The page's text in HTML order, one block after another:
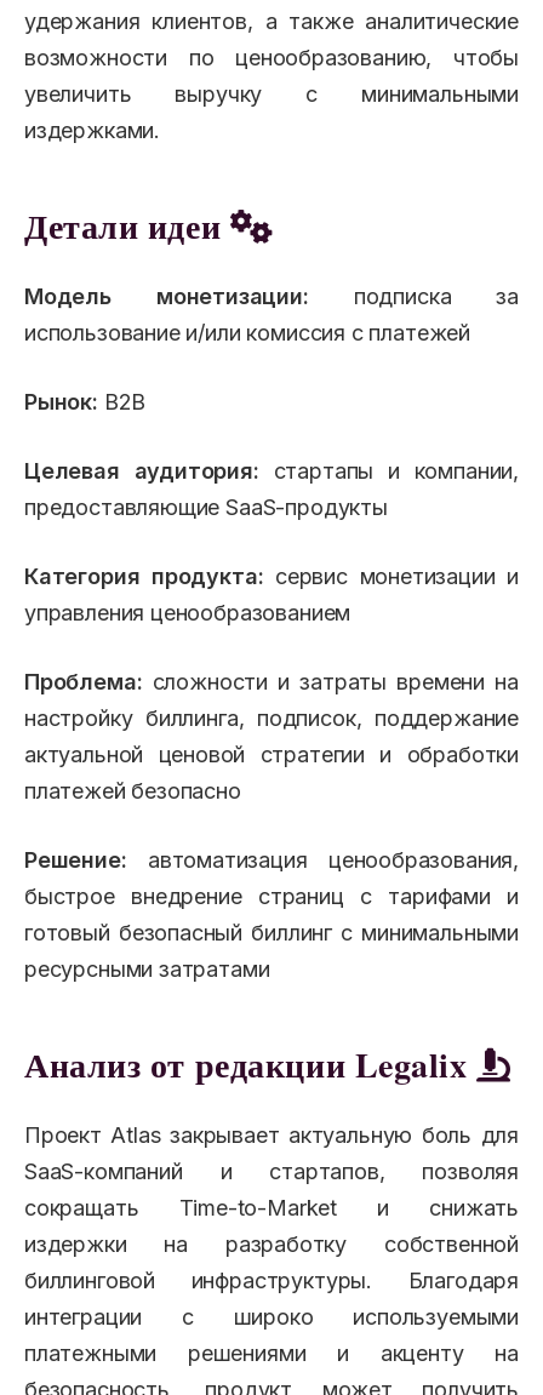
удержания клиентов, а также аналитические
возможности по ценообразованию, чтобы
увеличить выручку с минимальными
издержками.
Детали идеи
Модель монетизации: подписка за
использование и/или комиссия с платежей
Рынок: B2B
Целевая аудитория: стартапы и компании,
предоставляющие SaaS-продукты
Категория продукта: сервис монетизации и
управления ценообразованием
Проблема: сложности и затраты времени на
настройку биллинга, подписок, поддержание
актуальной ценовой стратегии и обработки
платежей безопасно
Решение: автоматизация ценообразования,
быстрое внедрение страниц с тарифами и
готовый безопасный биллинг с минимальными
ресурсными затратами
Анализ от редакции Legalix
Проект Atlas закрывает актуальную боль для
SaaS-компаний и стартапов, позволяя
сокращать Time-to-Market и снижать
издержки на разработку собственной
биллинговой инфраструктуры. Благодаря
интеграции с широко используемыми
платежными решениями и акценту на
безопасность, продукт может получить